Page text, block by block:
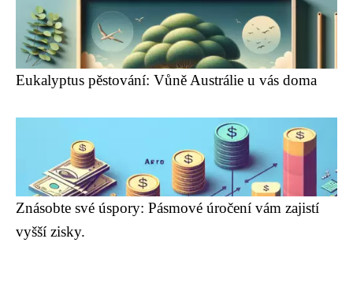
Eukalyptus pěstování: Vůně Austrálie u vás doma
Znásobte své úspory: Pásmové úročení vám zajistí
vyšší zisky.